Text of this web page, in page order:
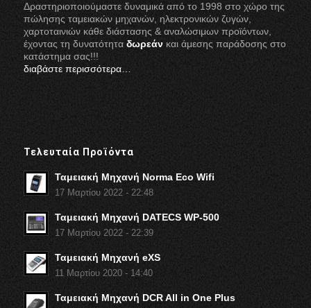
Δραστηριοποιούμαστε δυναμικά από το 1998 στο χώρο της
πώλησης ταμειακών μηχανών, ηλεκτρονικών ζυγών,
χαρτοταινιών κάθε διάστασης & αναλώσιμων προϊόντων,
έχοντας τη δυνατότητα δωρεάν και άμεσης παράδοσης στο
κατάστημα σας!!!
διαβάστε περισσότερα…
Τελευταία Προϊόντα
Ταμειακή Μηχανή Norma Eco Wifi
17 Μαρτίου 2022 - 22:48
Ταμειακή Μηχανή DATECS WP-500
17 Μαρτίου 2022 - 22:39
Ταμειακή Μηχανή eXS
11 Μαρτίου 2020 - 14:40
Ταμειακή Μηχανή DCR All in One Plus